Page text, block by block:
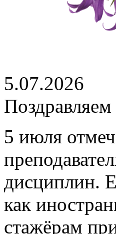
5.07.2026
5 июля
дисциплин.
как
стажёрам